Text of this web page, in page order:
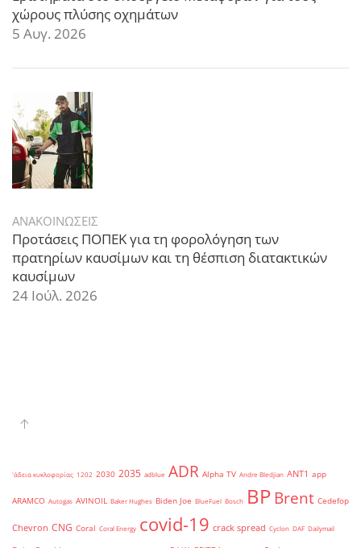
χώρους πλύσης οχημάτων
5 Αυγ. 2026
ΑΝΑΚΟΙΝΩΣΕΙΣ
Προτάσεις ΠΟΠΕΚ για τη φορολόγηση των
πρατηρίων καυσίμων και τη θέσπιση διατακτικών
καυσίμων
24 Ιούλ. 2026
'άδεια κυκλοφορίας 1202 2030 2035 adblue ADR Alpha TV Andre Bledjian ANT1 app
ARAMCO Autogas AVINOIL Baker Hughes Biden Joe BlueFuel Bosch BPBrent Cedefop
Chevron CNG Coral Coral Energy covid-19 crack spread Cyclon DAF Dailymail